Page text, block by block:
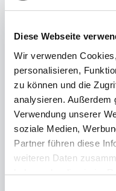
Diese Webseite
Wir verwenden
personalisieren,
zu können und die
analysieren. Außerdem
Verwendung unserer
soziale Medien,
Partner führen diese
weiteren Daten
haben oder die sie im